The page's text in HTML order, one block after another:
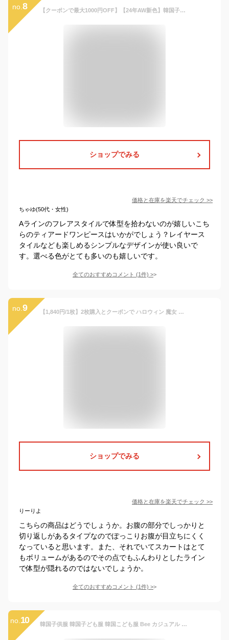
no. 8 【クーポンで最大1000円OFF】【24年AW新色】韓国子供服 子供服 子ども服 こども服 キッズ 女の子 ワンピース ティアード コーデュロイ風 長袖 ポケット 無地 秋 冬 100 110 120 130 140 150 ◇コーデュロイ風ワンピ◇
ショップでみる
価格と在庫を楽天でチェック >>
ちゃゆ(50代・女性)
Aラインのフレアスタイルで体型を拾わないのが嬉しいこち
らのティアードワンピースはいかがでしょう？レイヤース
タイルなども楽しめるシンプルなデザインが使い良いで
す。選べる色がとても多いのも嬉しいです。
全てのおすすめコメント (1件) >
no. 9 【1,840円/1枚】2枚購入とクーポンで ハロウィン 魔女 子供服 キッズ 子供 長袖ワンピース チュールワンピース 長袖 コットン チュール 春 秋 冬 フリル 結婚式 発表会 パーティードレス 卒園式 入園式 入学式 可愛い クリスマス プレゼント 女の子 ドレス
ショップでみる
価格と在庫を楽天でチェック >>
りーりよ
こちらの商品はどうでしょうか。お腹の部分でしっかりと
切り返しがあるタイプなのでぽっこりお腹が目立ちにくく
なっていると思います。また、それでいてスカートはとて
もボリュームがあるのでその点でもふんわりとしたライン
で体型が隠れるのではないでしょうか。
全てのおすすめコメント (1件) >
no. 10 韓国子供服 韓国子ども服 韓国こども服 Bee カジュアル ナチュラル キッズ カラバリ 女の子 リボン チェック ブラック 秋 冬 100 110 120 130 140 150 ◇長袖ワンピース◇